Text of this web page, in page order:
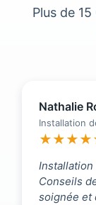
Plus de
Nathalie
Installation
Conseils
soignée et